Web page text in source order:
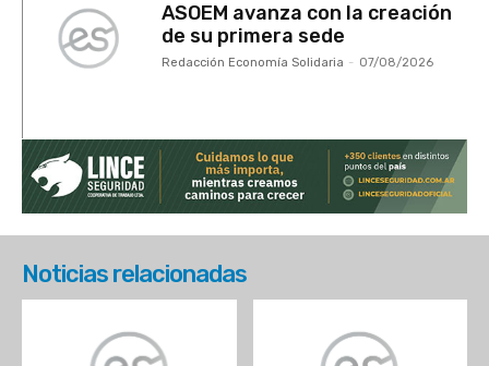
ASOEM avanza con la creación
de su primera sede
Redacción Economía Solidaria - 07/08/2026
Noticias relacionadas